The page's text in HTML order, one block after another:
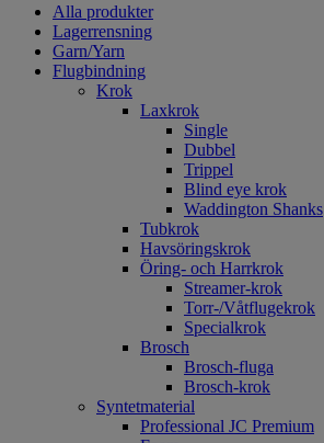
Alla produkter
Lagerrensning
Garn/Yarn
Flugbindning
Krok
Laxkrok
Single
Dubbel
Trippel
Blind eye krok
Waddington Shanks
Tubkrok
Havsöringskrok
Öring- och Harrkrok
Streamer-krok
Torr-/Våtflugekrok
Specialkrok
Brosch
Brosch-fluga
Brosch-krok
Syntetmaterial
Professional JC Premium